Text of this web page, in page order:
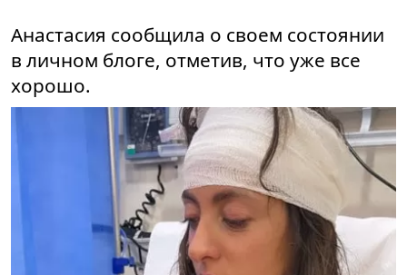
Анастасия сообщила о своем состоянии
в личном блоге, отметив, что уже все
хорошо.